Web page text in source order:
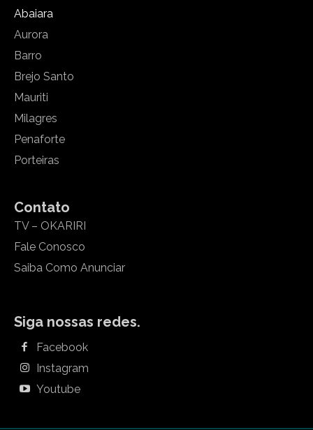
Abaiara
Aurora
Barro
Brejo Santo
Mauriti
Milagres
Penaforte
Porteiras
Contato
TV – OKARIRI
Fale Conosco
Saiba Como Anunciar
Siga nossas redes.
Facebook
Instagram
Youtube